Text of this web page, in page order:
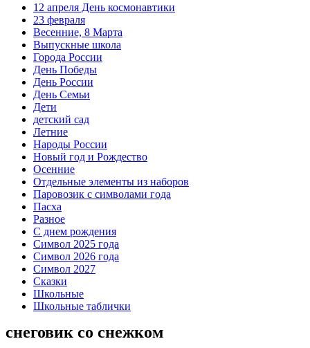
12 апреля День космонавтики
23 февраля
Весенние, 8 Марта
Выпускные школа
Города России
День Победы
День России
День Семьи
Дети
детский сад
Летние
Народы России
Новый год и Рождество
Осенние
Отдельные элементы из наборов
Паровозик с символами года
Пасха
Разное
С днем рождения
Символ 2025 года
Символ 2026 года
Символ 2027
Сказки
Школьные
Школьные таблички
снеговик со снежком